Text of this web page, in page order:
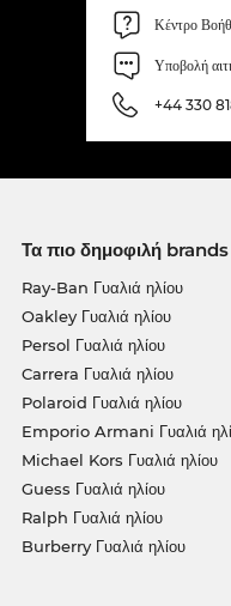
Κέντρο
Υποβολή
+44 330
Τα πιο δημοφιλή
Ray-Ban Γυαλιά ηλίου
Oakley Γυαλιά ηλίου
Persol Γυαλιά ηλίου
Carrera Γυαλιά ηλίου
Polaroid Γυαλιά ηλίου
Emporio Armani Γυαλιά
Michael Kors Γυαλιά ηλίου
Guess Γυαλιά ηλίου
Ralph Γυαλιά ηλίου
Burberry Γυαλιά ηλίου